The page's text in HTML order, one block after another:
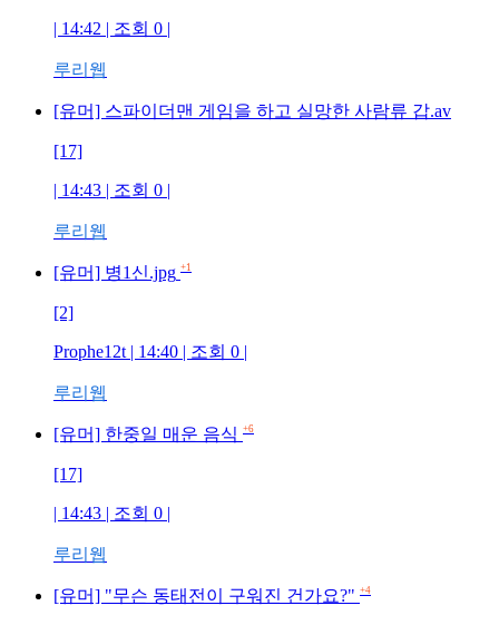
| 14:42 | 조회 0 |
루리웹
[유머] 스파이더맨 게임을 하고 실망한 사람류 갑.av
[17]
| 14:43 | 조회 0 |
루리웹
[유머] 병1신.jpg +1
[2]
Prophe12t | 14:40 | 조회 0 |
루리웹
[유머] 한중일 매운 음식 +6
[17]
| 14:43 | 조회 0 |
루리웹
[유머] "무슨 동태전이 구워진 건가요?" +4